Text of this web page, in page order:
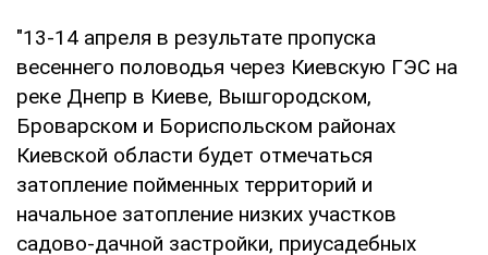
"13-14 апреля в результате пропуска
весеннего половодья через Киевскую ГЭС на
реке Днепр в Киеве, Вышгородском,
Броварском и Бориспольском районах
Киевской области будет отмечаться
затопление пойменных территорий и
начальное затопление низких участков
садово-дачной застройки, приусадебных